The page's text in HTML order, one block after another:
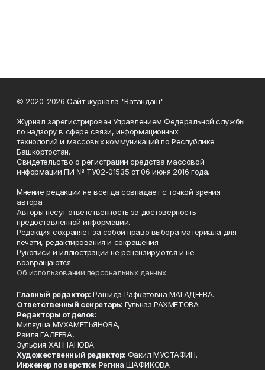
© 2020-2026 Сайт журнала "Ватандаш"
Журнал зарегистрирован Управлением Федеральной службы
по надзору в сфере связи, информационных
технологий и массовых коммуникаций по Республике
Башкортостан.
Свидетельство о регистрации средства массовой
информации ПИ № ТУ02-01535 от 06 июня 2016 года.
Мнение редакции не всегда совпадает с точкой зрения
автора.
Авторы несут ответственность за достоверность
предоставленной информации.
Редакция сохраняет за собой право выбора материала для
печати, редактирования и сокращения.
Рукописи и иллюстрации не рецензируются и не
возвращаются.
Об использовании персональных данных
Главный редактор: Рашида Рафкатовна МАГАДЕЕВА.
Ответственный секретарь: Гульназ РАХМЕТОВА.
Редакторы отделов:
Миляуша МУХАМЕТЬЯНОВА,
Раиля ГАЛЕЕВА,
Зульфия ХАННАНОВА.
Художественный редактор: Факил МУСТАФИН.
Инженер по верстке: Регина ШАФИКОВА.